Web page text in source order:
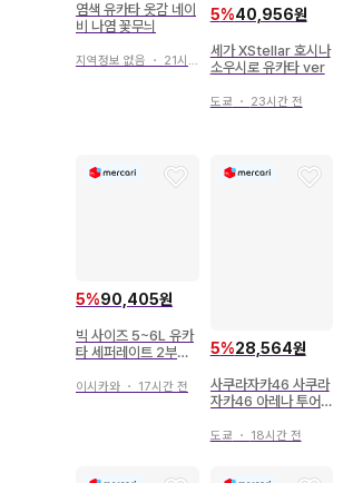
염색 유카타 옷감 네이
비 나염 꽃무늬
지역정보 없음 ・ 21시간 전
5%40,956원
세가 XStellar 호시나
소우시로 유카타 ver
도쿄 ・ 23시간 전
5%90,405원
빅 사이즈 5~6L 유카
타 세퍼레이트 2부식
이시카와 ・ 17시간 전
5%28,564원
사쿠라자카46 사쿠라
자카46 아레나 투어 2
ome?- 후지요시 카
도쿄 ・ 18시간 전